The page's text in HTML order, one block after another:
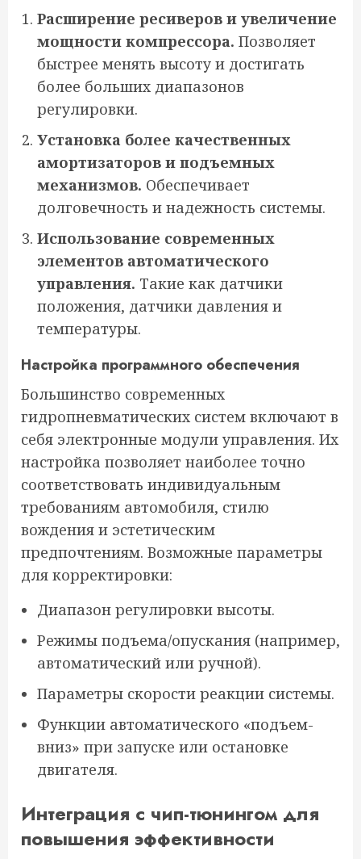
Расширение ресиверов и увеличение
мощности компрессора. Позволяет
быстрее менять высоту и достигать
более больших диапазонов
регулировки.
Установка более качественных
амортизаторов и подъемных
механизмов. Обеспечивает
долговечность и надежность системы.
Использование современных
элементов автоматического
управления. Такие как датчики
положения, датчики давления и
температуры.
Настройка программного обеспечения
Большинство современных
гидропневматических систем включают в
себя электронные модули управления. Их
настройка позволяет наиболее точно
соответствовать индивидуальным
требованиям автомобиля, стилю
вождения и эстетическим
предпочтениям. Возможные параметры
для корректировки:
Диапазон регулировки высоты.
Режимы подъема/опускания (например,
автоматический или ручной).
Параметры скорости реакции системы.
Функции автоматического «подъем-
вниз» при запуске или остановке
двигателя.
Интеграция с чип-тюнингом для
повышения эффективности